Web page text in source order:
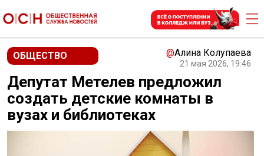
ОБЩЕСТВО @Алина Колупаева
21 мая 2026, 19:46
Депутат Метелев предложил
создать детские комнаты в
вузах и библиотеках